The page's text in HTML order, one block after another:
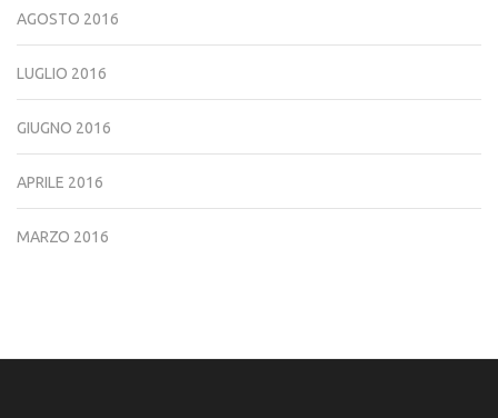
AGOSTO 2016
LUGLIO 2016
GIUGNO 2016
APRILE 2016
MARZO 2016